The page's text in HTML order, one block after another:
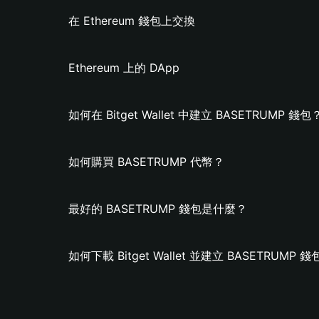
在 Ethereum 錢包上交換
Ethereum 上的 DApp
如何在 Bitget Wallet 中建立 BASETRUMP 錢包？
如何購買 BASETRUMP 代幣？
最好的 BASETRUMP 錢包是什麼？
如何下載 Bitget Wallet 並建立 BASETRUMP 錢